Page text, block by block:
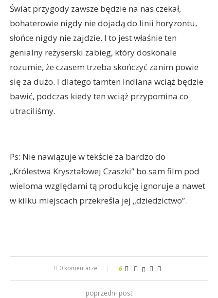
Świat przygody zawsze będzie na nas czekał,
bohaterowie nigdy nie dojadą do linii horyzontu,
słońce nigdy nie zajdzie. I to jest właśnie ten
genialny reżyserski zabieg, który doskonale
rozumie, że czasem trzeba skończyć zanim powie
się za dużo. I dlatego tamten Indiana wciąż będzie
bawić, podczas kiedy ten wciąż przypomina co
utraciliśmy.
Ps: Nie nawiązuje w tekście za bardzo do
„Królestwa Kryształowej Czaszki” bo sam film pod
wieloma względami tą produkcję ignoruje a nawet
w kilku miejscach przekreśla jej „dziedzictwo”.
0 komentarze 6
poprzedni post